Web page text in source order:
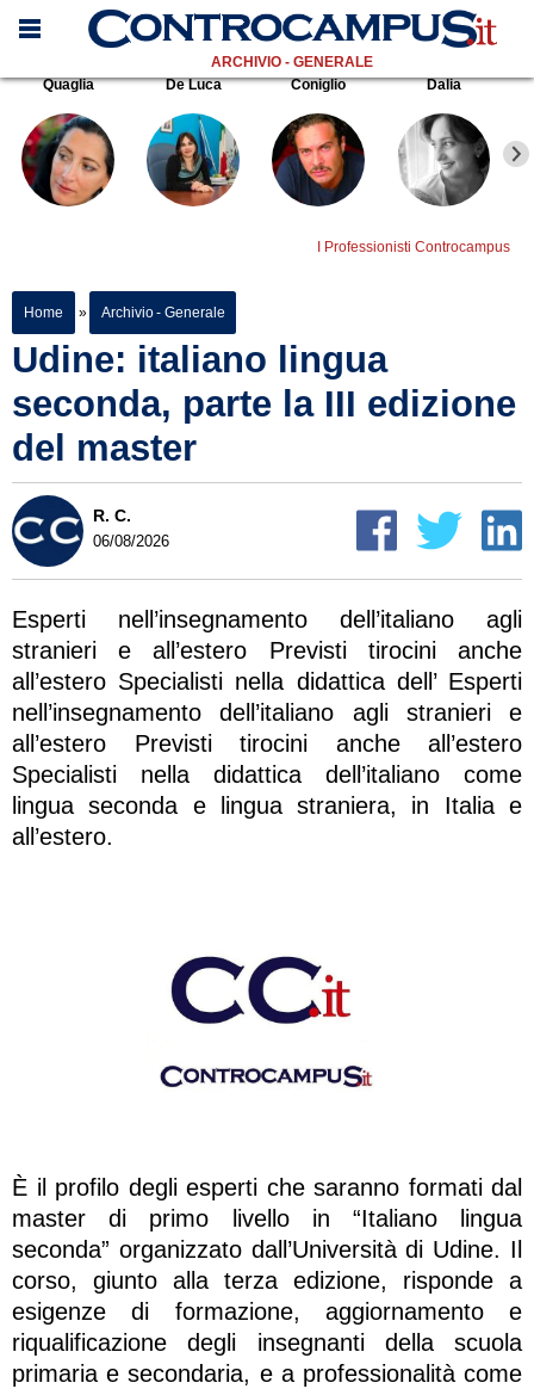
ARCHIVIO - GENERALE
Quaglia
De Luca Coniglio Dalia
I Professionisti Controcampus
Home » Archivio - Generale
Udine: italiano lingua
seconda, parte la III edizione
del master
R. C.
06/08/2026
Esperti nell’insegnamento dell’italiano agli
stranieri e all’estero Previsti tirocini anche
all’estero Specialisti nella didattica dell’ Esperti
nell’insegnamento dell’italiano agli stranieri e
all’estero Previsti tirocini anche all’estero
Specialisti nella didattica dell’italiano come
lingua seconda e lingua straniera, in Italia e
all’estero.
È il profilo degli esperti che saranno formati dal
master di primo livello in “Italiano lingua
seconda” organizzato dall’Università di Udine. Il
corso, giunto alla terza edizione, risponde a
esigenze di formazione, aggiornamento e
riqualificazione degli insegnanti della scuola
primaria e secondaria, e a professionalità come